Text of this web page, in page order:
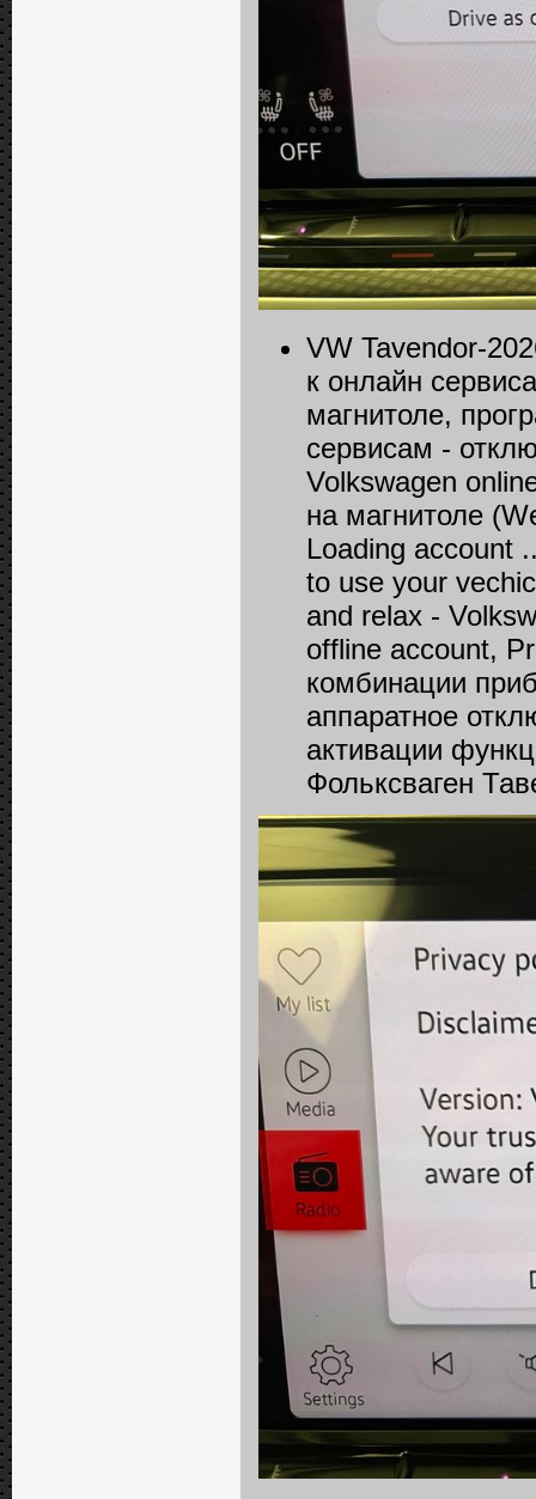
VW Tavendor-
к онлайн
магнитоле,
сервисам -
Volkswagen
на магнитоле
Loading account
to use your
and relax -
offline account,
комбинации
аппаратное
активации
Фольксваген